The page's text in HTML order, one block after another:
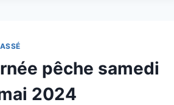
pêche samedi
2024